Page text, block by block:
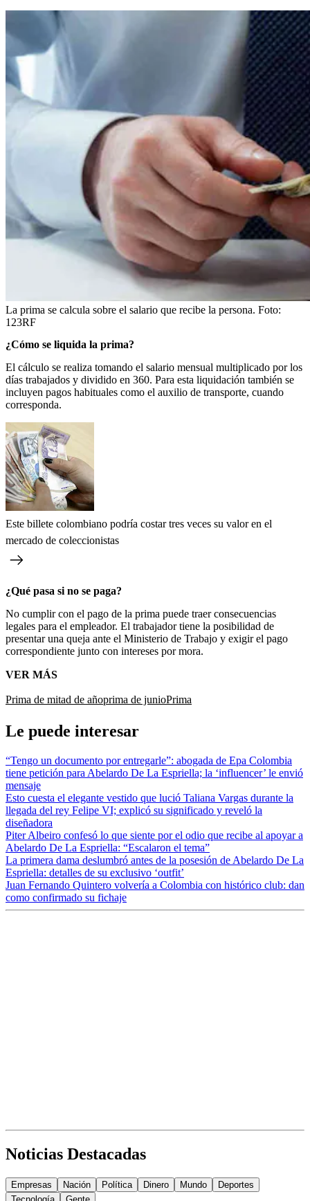
La prima se calcula sobre el salario que recibe la persona. Foto:
123RF
¿Cómo se liquida la prima?
El cálculo se realiza tomando el salario mensual multiplicado por los
días trabajados y dividido en 360. Para esta liquidación también se
incluyen pagos habituales como el auxilio de transporte, cuando
corresponda.
Este billete colombiano podría costar tres veces su valor en el
mercado de coleccionistas
¿Qué pasa si no se paga?
No cumplir con el pago de la prima puede traer consecuencias
legales para el empleador. El trabajador tiene la posibilidad de
presentar una queja ante el Ministerio de Trabajo y exigir el pago
correspondiente junto con intereses por mora.
VER MÁS
Prima de mitad de añoprima de junioPrima
Le puede interesar
“Tengo un documento por entregarle”: abogada de Epa Colombia
tiene petición para Abelardo De La Espriella; la ‘influencer’ le envió
mensaje
Esto cuesta el elegante vestido que lució Taliana Vargas durante la
llegada del rey Felipe VI; explicó su significado y reveló la
diseñadora
Piter Albeiro confesó lo que siente por el odio que recibe al apoyar a
Abelardo De La Espriella: “Escalaron el tema”
La primera dama deslumbró antes de la posesión de Abelardo De La
Espriella: detalles de su exclusivo ‘outfit’
Juan Fernando Quintero volvería a Colombia con histórico club: dan
como confirmado su fichaje
Noticias Destacadas
Empresas Nación Política Dinero Mundo
Deportes